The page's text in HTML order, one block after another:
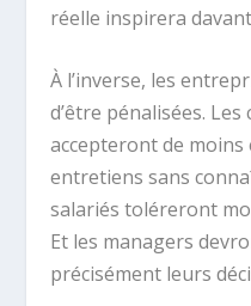
réelle inspirera
À l’inverse, les
d’être pénalisées.
accepteront de
entretiens sans
salariés toléreront
Et les managers
précisément leurs